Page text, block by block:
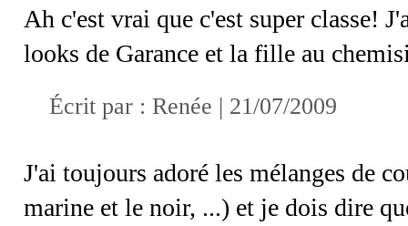
Ah c'est vrai que c'est super classe!
looks de Garance et la fille au
Écrit par : Renée | 21/07/2009
J'ai toujours adoré les mélanges de
marine et le noir, ...) et je dois dire